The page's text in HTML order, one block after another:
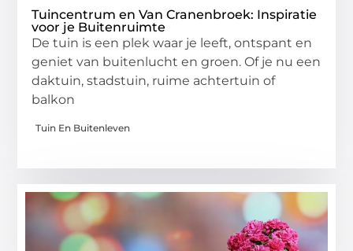
Tuincentrum en Van Cranenbroek: Inspiratie
voor je Buitenruimte
De tuin is een plek waar je leeft, ontspant en
geniet van buitenlucht en groen. Of je nu een
daktuin, stadstuin, ruime achtertuin of
balkon
Tuin En Buitenleven